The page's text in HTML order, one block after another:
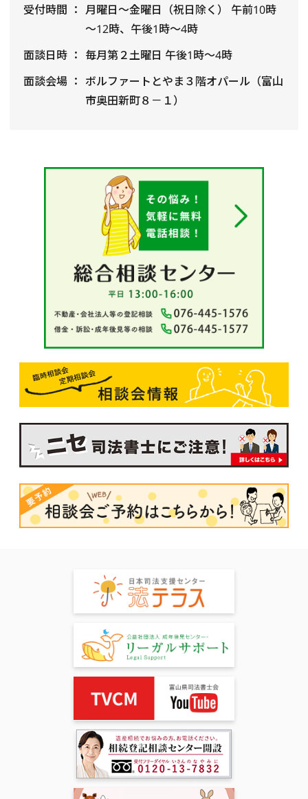
受付時間
月曜日～金曜日（祝日除く） 午前10時
～12時、午後1時～4時
面談日時
毎月第２土曜日 午後1時～4時
面談会場
ボルファートとやま３階オパール（富山
市奥田新町８－１）